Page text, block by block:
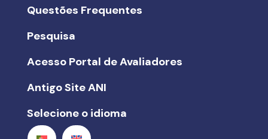
Questões Frequentes
Pesquisa
Acesso Portal de Avaliadores
Antigo Site ANI
Selecione o idioma